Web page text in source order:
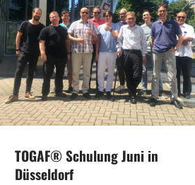
TOGAF® Schulung Juni in
Düsseldorf